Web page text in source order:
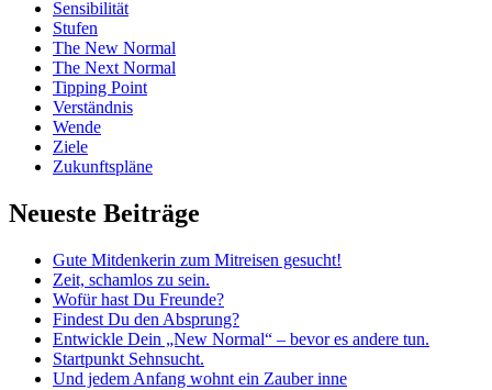
Sensibilität
Stufen
The New Normal
The Next Normal
Tipping Point
Verständnis
Wende
Ziele
Zukunftspläne
Neueste Beiträge
Gute Mitdenkerin zum Mitreisen gesucht!
Zeit, schamlos zu sein.
Wofür hast Du Freunde?
Findest Du den Absprung?
Entwickle Dein „New Normal“ – bevor es andere tun.
Startpunkt Sehnsucht.
Und jedem Anfang wohnt ein Zauber inne